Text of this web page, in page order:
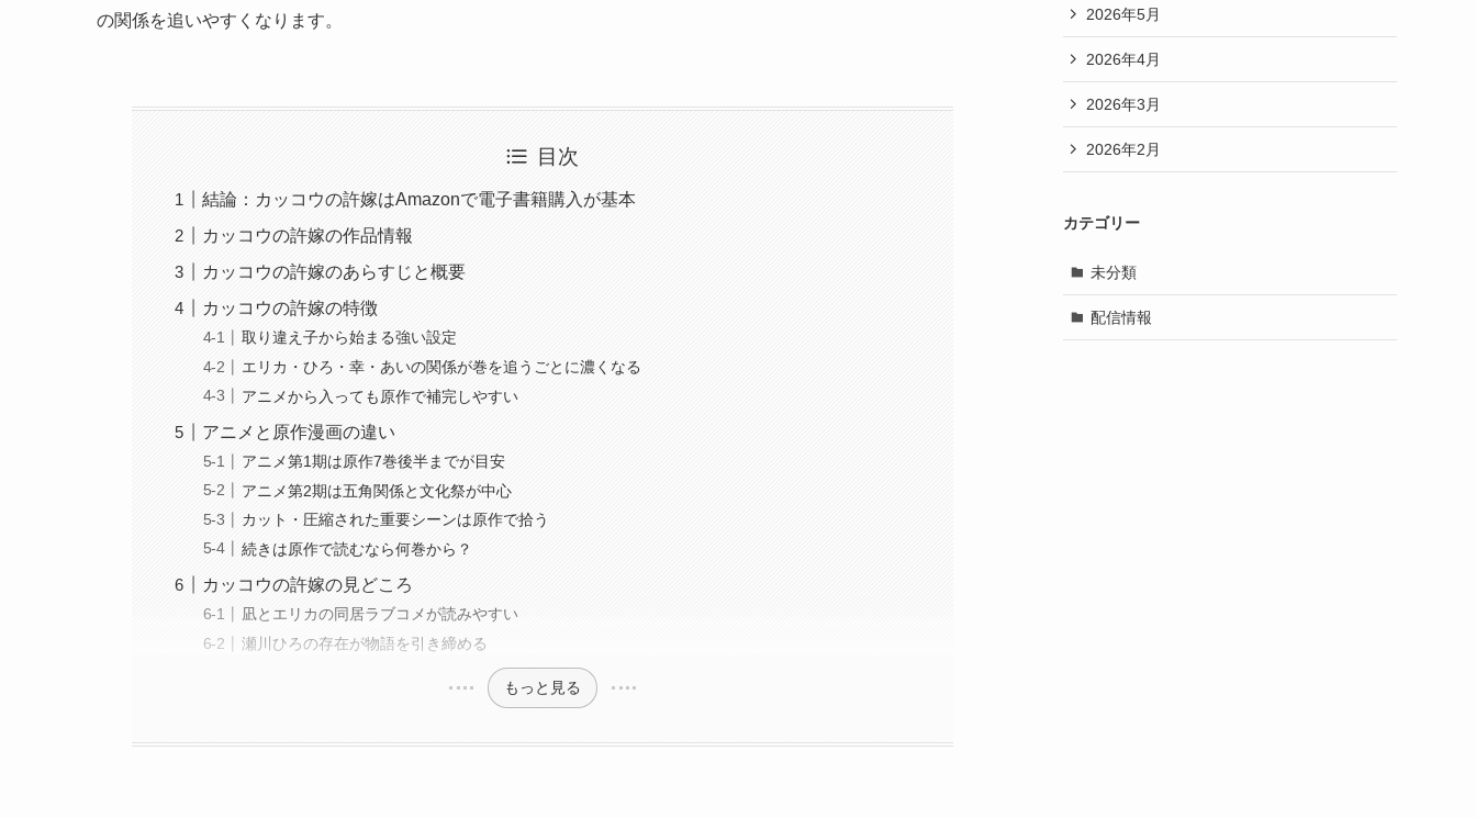
の関係を追いやすくなります。
目次
結論：カッコウの許嫁はAmazonで電子書籍購入が基本
カッコウの許嫁の作品情報
カッコウの許嫁のあらすじと概要
カッコウの許嫁の特徴
取り違え子から始まる強い設定
エリカ・ひろ・幸・あいの関係が巻を追うごとに濃くなる
アニメから入っても原作で補完しやすい
アニメと原作漫画の違い
アニメ第1期は原作7巻後半までが目安
アニメ第2期は五角関係と文化祭が中心
カット・圧縮された重要シーンは原作で拾う
続きは原作で読むなら何巻から？
カッコウの許嫁の見どころ
凪とエリカの同居ラブコメが読みやすい
瀬川ひろの存在が物語を引き締める
もっと見る
2026年5月
2026年4月
2026年3月
2026年2月
カテゴリー
未分類
配信情報